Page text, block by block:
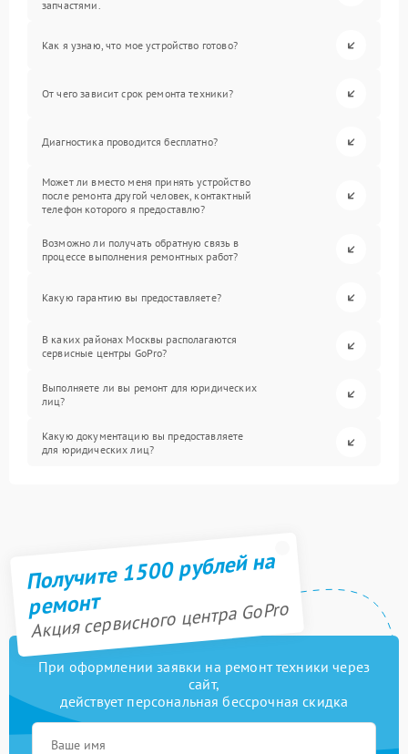
запчастями.
Как я узнаю, что мое устройство готово?
От чего зависит срок ремонта техники?
Диагностика проводится бесплатно?
Может ли вместо меня принять устройство
после ремонта другой человек, контактный
телефон которого я предоставлю?
Возможно ли получать обратную связь в
процессе выполнения ремонтных работ?
Какую гарантию вы предоставляете?
В каких районах Москвы располагаются
сервисные центры GoPro?
Выполняете ли вы ремонт для юридических
лиц?
Какую документацию вы предоставляете
для юридических лиц?
Получите 1500 рублей на
ремонт
Акция сервисного центра GoPro
При оформлении заявки на ремонт техники через
сайт,
действует персональная бессрочная скидка